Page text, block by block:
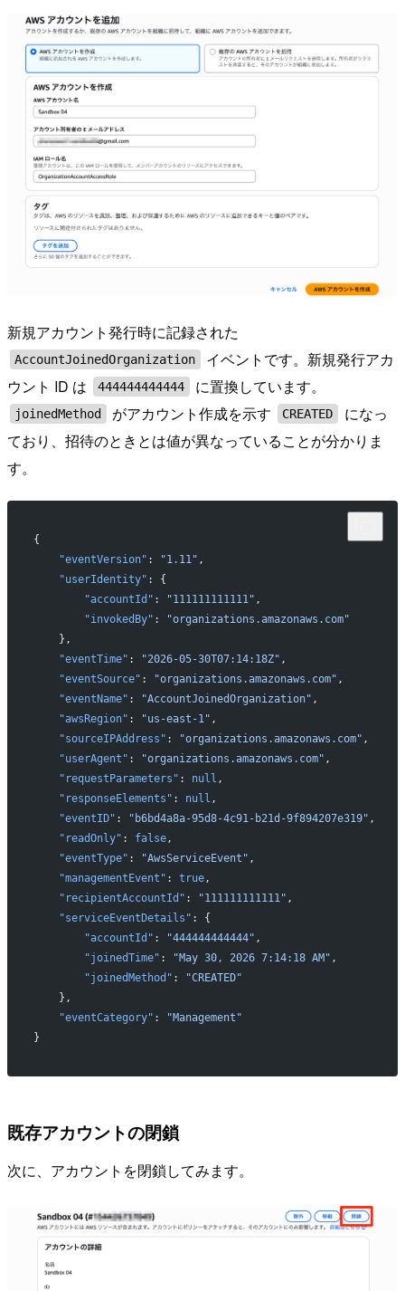
新規アカウント発行時に記録された
AccountJoinedOrganization
イベントです。新規発行アカ
ウント ID は
444444444444 に置換しています。
joinedMethod がアカウント作成を示す CREATED
になっ
ており、招待のときとは値が異なっていることが分かりま
す。
{
    "eventVersion"
: "1.11" ,
    "userIdentity"
: {
        "accountId"
: "111111111111" ,
        "invokedBy"
:
"organizations.amazonaws.com"
    },
    "eventTime"
: "2026-05-30T07:14:18Z" ,
    "eventSource"
: "organizations.amazonaws.com" ,
    "eventName"
: "AccountJoinedOrganization" ,
    "awsRegion"
: "us-east-1" ,
    "sourceIPAddress"
: "organizations.amazonaws.com" ,
    "userAgent"
: "organizations.amazonaws.com" ,
    "requestParameters"
: null ,
    "responseElements"
: null ,
    "eventID"
: "b6bd4a8a-95d8-4c91-b21d-9f894207e319" ,
    "readOnly"
: false,
    "eventType"
: "AwsServiceEvent" ,
    "managementEvent"
: true,
    "recipientAccountId"
: "111111111111" ,
    "serviceEventDetails"
: {
        "accountId"
: "444444444444" ,
        "joinedTime"
: "May 30, 2026 7:14:18 AM" ,
        "joinedMethod"
:
"CREATED"
    },
    "eventCategory"
:
"Management"
}
既存アカウントの閉鎖
次に、アカウントを閉鎖してみます。